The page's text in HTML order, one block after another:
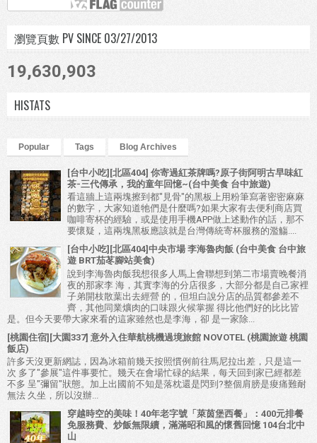
瀏覽頁數 PV SINCE 03/27/2013
19,630,903
HISTATS
Popular Tags Blog Archives
[台中小吃][北區404] 你寄過紅茶牌嗎?原子街阿明古早味紅
茶-三代傳承，我的童年回憶~(台中美食 台中旅遊)
看這牆上這兩塊擦到都"見骨"的黑板上用粉筆寫著密密麻麻
的數字，大家知道牠們是什麼嗎?如果大家有去便利商店買
咖啡寄杯的經驗，或是使用手機APP做上述動作的話，那不
要懷疑，這兩塊黑板應該就是台灣傳統寄杯服務的濫觴....
[台中小吃][北區404]中央市場 李海魯肉飯 (台中美食 台中旅
遊 BRT茄苳腳站美食)
說到李海魯肉飯我想很多人馬上會聯想到第二市場賣晚餐消
夜的那家李 海，其實李海的分店很多，大部分都是自己家裡
子弟開枝散葉出去經營 的，但坦白說分店的品質都參差不
齊，其他同業爌肉的口味跟火候掌握 得比他們好的比比皆
是。但今天要帶大家來看的這家雖然也是李海，卻 是一家除...
[桃園住宿][大園337] 意外入住華航桃機過境旅館 NOVOTEL (桃園旅遊 桃園
飯店)
許多天沒更新網誌，因為冰箱前幾天按照慣例前往馬尼拉出差，只是這一
次 多了"參展"這件事要忙。幾天在會場忙碌的結果，每天回到家已經都差
不多 呈"彌留"狀態。加上出國前不知是落枕還是閃到?整個肩膀是痠痛難耐
無法 久坐，所以沒辦...
穿越時空的美味！40年老字號「萊茵堡西餐」：400元排餐
免服務費、炒飯無限續，滿滿昭和風的懷舊回憶 104台北中
山